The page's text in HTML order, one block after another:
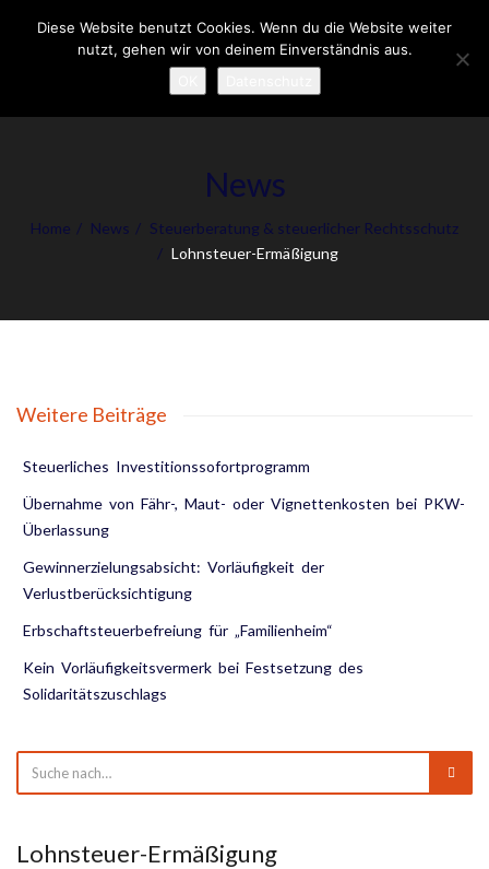
News
Home News
Steuerberatung & steuerlicher Rechtsschutz
Lohnsteuer-Ermäßigung
Weitere Beiträge
Steuerliches Investitionssofortprogramm
Übernahme von Fähr-, Maut- oder Vignettenkosten bei PKW-
Überlassung
Gewinnerzielungsabsicht: Vorläufigkeit der
Verlustberücksichtigung
Erbschaftsteuerbefreiung für „Familienheim“
Kein Vorläufigkeitsvermerk bei Festsetzung des
Solidaritätszuschlags
Lohnsteuer-Ermäßigung
Diese Website benutzt Cookies. Wenn du die Website weiter
nutzt, gehen wir von deinem Einverständnis aus.